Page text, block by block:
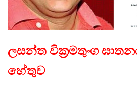
ලසන්ත වික්‍රමතුංග
හේතුව